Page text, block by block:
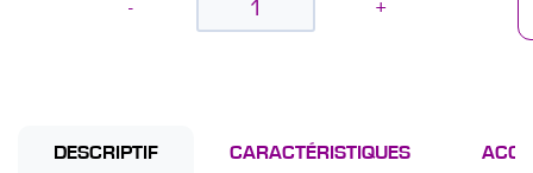
- +
DESCRIPTIF CARACTÉRISTIQUES